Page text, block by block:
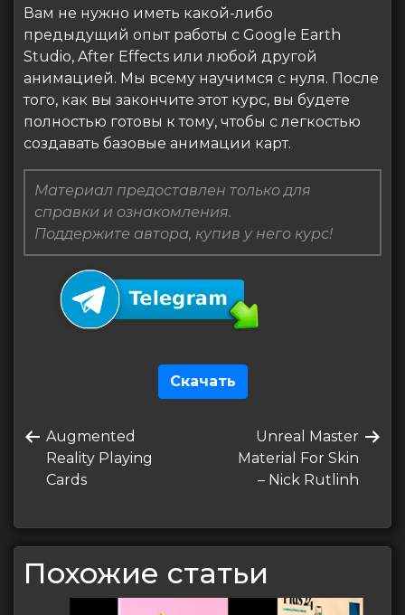
Вам не нужно иметь какой-либо
предыдущий опыт работы с Google Earth
Studio, After Effects или любой другой
анимацией. Мы всему научимся с нуля. После
того, как вы закончите этот курс, вы будете
полностью готовы к тому, чтобы с легкостью
создавать базовые анимации карт.
Материал предоставлен только для
справки и ознакомления.
Поддержите автора, купив у него курс!
Скачать
по
записям
Предыдущая
запись
Augmented
Reality Playing
Cards
Следующая
запись
Unreal Master
Material For Skin
– Nick Rutlinh
Похожие статьи